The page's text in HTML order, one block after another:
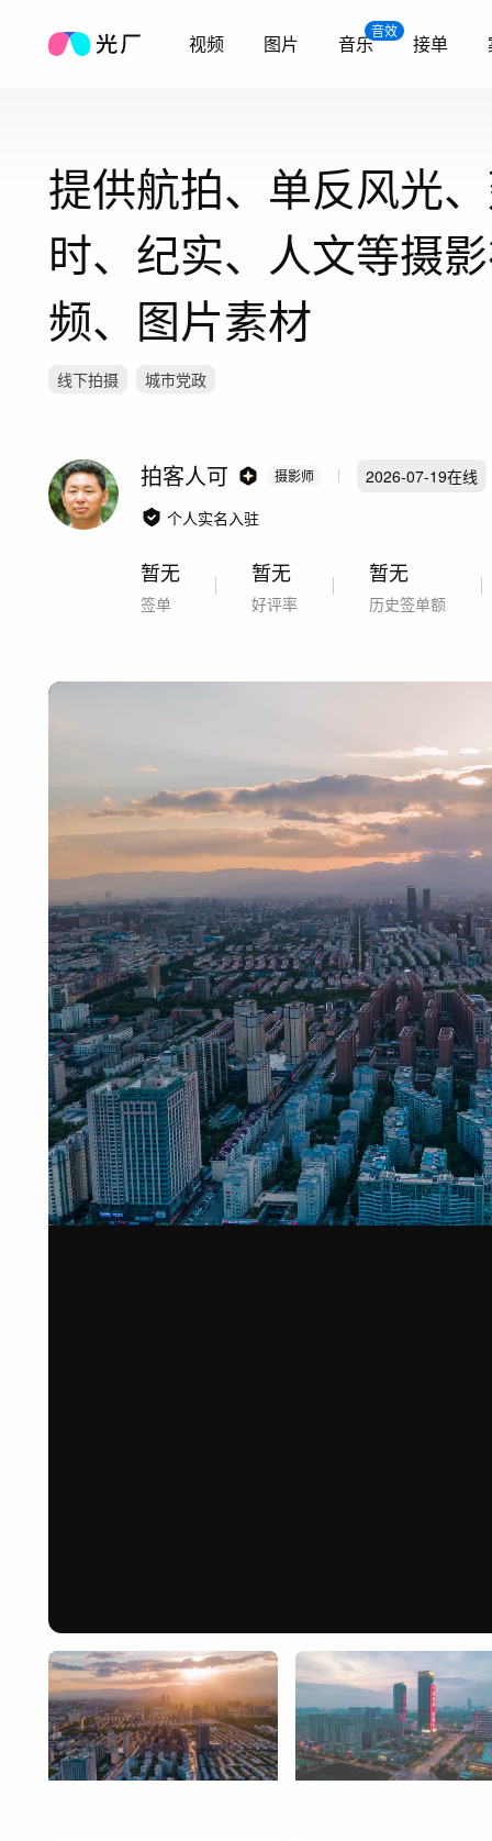
视频 图片
音效
音乐 接单
提供航拍、单反风光
时、纪实、人文等摄
频、图片素材
线下拍摄 城市党政
拍客人可 摄影师 2026-07-19在线
个人实名入驻
暂无
签单
暂无
好评率
暂无
历史签单额